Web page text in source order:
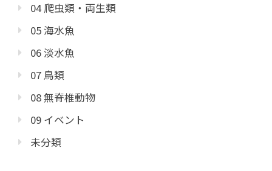
04 爬虫類・両生類
05 海水魚
06 淡水魚
07 鳥類
08 無脊椎動物
09 イベント
未分類